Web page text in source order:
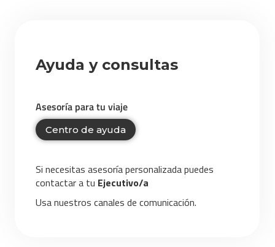
Ayuda y consultas
Asesoría para tu viaje
Centro de ayuda
Si necesitas asesoría personalizada puedes
contactar a tu Ejecutivo/a
Usa nuestros canales de comunicación.